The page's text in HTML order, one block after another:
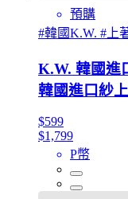
預購
#韓國K.W. #上
K.W. 韓國進
韓國進口紗
$599
$1,799
P幣